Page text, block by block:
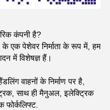
कंपनी है?
एक पेशेवर निर्माता के रूप में, हम
में विशेषज्ञ हैं।
वाहनों के निर्माण पर है,
साथ ही मैनुअल, इलेक्ट्रिक